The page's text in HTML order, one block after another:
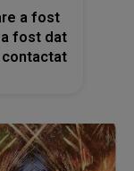
a fost
fost dat
contactat